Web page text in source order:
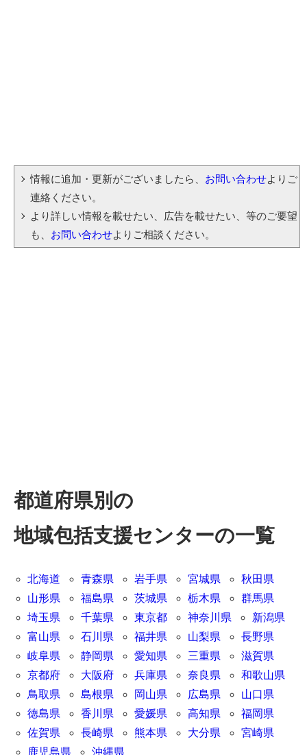
情報に追加・更新がございましたら、 お問い合わせよりご
連絡ください。
より詳しい情報を載せたい、広告を載せたい、等のご要望
も、 お問い合わせよりご相談ください。
都道府県別の
地域包括支援センターの一覧
北海道 青森県 岩手県 宮城県
秋田県
山形県
福島県 茨城県 栃木県
群馬県
埼玉県
千葉県 東京都 神奈川県
新潟県
富山県
石川県 福井県 山梨県
長野県
岐阜県
静岡県 愛知県 三重県
滋賀県
京都府
大阪府 兵庫県 奈良県
和歌山県
鳥取県
島根県 岡山県 広島県
山口県
徳島県
香川県 愛媛県 高知県
福岡県
佐賀県
長崎県 熊本県 大分県
宮崎県
鹿児島県
沖縄県